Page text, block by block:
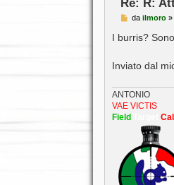
Re: R:
M
s
g
g
o
da ilmoro»
I burris?
Inviato dal
ANTONIO
VAE VICTIS
Field